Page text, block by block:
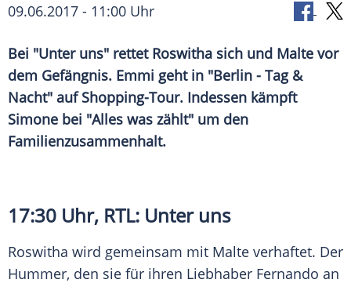
09.06.2017 - 11:00 Uhr
Bei "Unter uns" rettet Roswitha sich und Malte vor
dem Gefängnis. Emmi geht in "Berlin - Tag &
Nacht" auf Shopping-Tour. Indessen kämpft
Simone bei "Alles was zählt" um den
Familienzusammenhalt.
17:30 Uhr, RTL: Unter uns
Roswitha wird gemeinsam mit Malte verhaftet. Der
Hummer, den sie für ihren Liebhaber Fernando an